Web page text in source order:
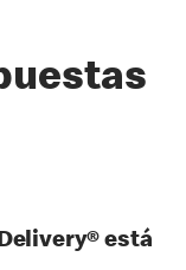
está